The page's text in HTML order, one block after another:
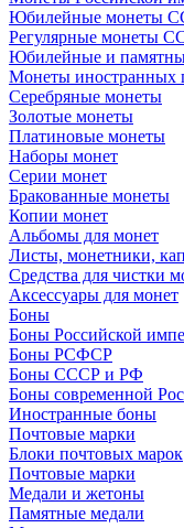
Юбилейные монеты
Регулярные монеты
Юбилейные и
Монеты иностранных
Серебряные монеты
Золотые монеты
Платиновые монеты
Наборы монет
Серии монет
Бракованные монеты
Копии монет
Альбомы для монет
Листы, монетники,
Средства для чистки
Аксессуары для монет
Боны
Боны Российской
Боны РСФСР
Боны СССР и РФ
Боны современной
Иностранные боны
Почтовые марки
Блоки почтовых марок
Почтовые марки
Медали и жетоны
Памятные медали